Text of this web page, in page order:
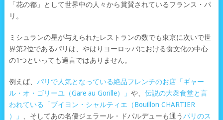
「花の都」として世界中の人々から賞賛されているフランス・パ
リ。
ミシュランの星が与えられたレストランの数でも東京に次いで世
界第2位であるパリは、やはりヨーロッパにおける食文化の中心
の1つといっても過言ではありません。
例えば、 パリで人気となっている絶品フレンチのお店「ギャー
ル・オ・ゴリーユ（Gare au Gorille）」 や、 伝説の大衆食堂と言
われている「ブイヨン・シャルティエ（Bouillon CHARTIER
）」
、そしてあの名優ジェラール・ドパルデューも通うパリのス